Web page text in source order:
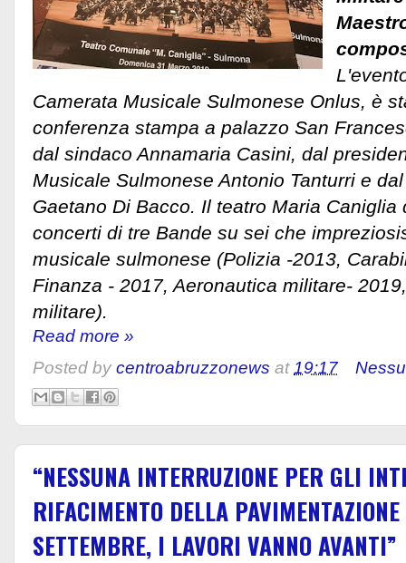
Camerata Musicale Sulmonese Onlus, è
conferenza stampa a palazzo San
dal sindaco Annamaria Casini, dal
Musicale Sulmonese Antonio Tanturri e
Gaetano Di Bacco. Il teatro Maria
concerti di tre Bande su sei che
musicale sulmonese (Polizia -2013,
Finanza - 2017, Aeronautica militare-
militare).
Read more »
Posted by centroabruzzonews at19:17
“NESSUNA INTERRUZIONE PER GLI
RIFACIMENTO DELLA
SETTEMBRE, I LAVORI VANNO AVANTI”